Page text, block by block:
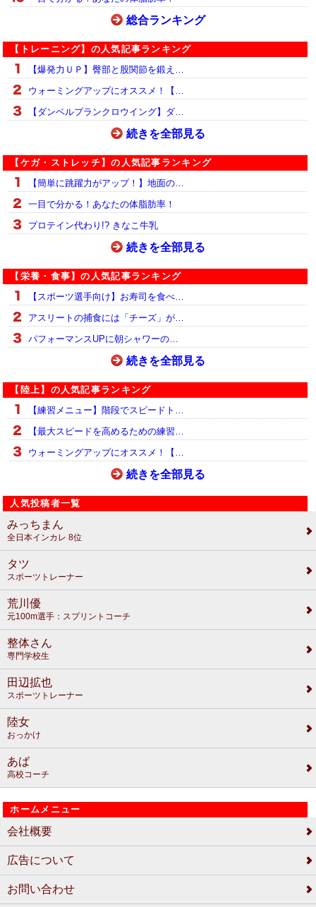
総合ランキング
【トレーニング】の人気記事ランキング
【爆発力ＵＰ】臀部と股関節を鍛え…
ウォーミングアップにオススメ！【…
【ダンベルプランクロウイング】ダ…
続きを全部見る
【ケガ・ストレッチ】の人気記事ランキング
【簡単に跳躍力がアップ！】地面の…
一目で分かる！あなたの体脂肪率！
プロテイン代わり!? きなこ牛乳
続きを全部見る
【栄養・食事】の人気記事ランキング
【スポーツ選手向け】お寿司を食べ…
アスリートの捕食には「チーズ」が…
パフォーマンスUPに朝シャワーの…
続きを全部見る
【陸上】の人気記事ランキング
【練習メニュー】階段でスピードト…
【最大スピードを高めるための練習…
ウォーミングアップにオススメ！【…
続きを全部見る
人気投稿者一覧
みっちまん
全日本インカレ 8位
タツ
スポーツトレーナー
荒川優
元100m選手：スプリントコーチ
整体さん
専門学校生
田辺拡也
スポーツトレーナー
陸女
おっかけ
あば
高校コーチ
ホームメニュー
会社概要
広告について
お問い合わせ